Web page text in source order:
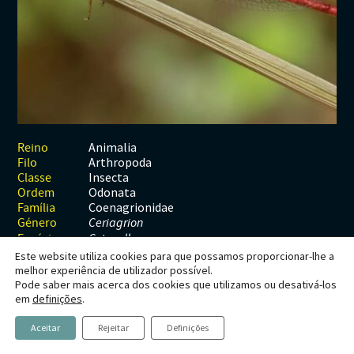
Reino
Animalia
Filo
Arthropoda
Classe
Insecta
Ordem
Odonata
Família
Coenagrionidae
Género
Ceriagrion
Espécie C. tenellum
Ceriagrion tenellum
Este website utiliza cookies para que possamos proporcionar-lhe a
melhor experiência de utilizador possível.
Pode saber mais acerca dos cookies que utilizamos ou desativá-los
em definições.
Aceitar Rejeitar Definições
ContactosArtrópodes
Aracnídeos
Crustáceos
Diplópodes
Cnidários
Cordados
Anfíbios
Tunicados
Equinodermes
Angiospérmicas
Briófitas
Gimnospérmicas
Pteridófitas
Ascomicetes
Basidiomicetes
Anelídeos
Artrópodes
Braquiópodes
Cnidários
Peixes
Répteis
Gimnospérmicas
Pteridófitas
Chromista
Glossário
Revista Naturae digital
Financiamento